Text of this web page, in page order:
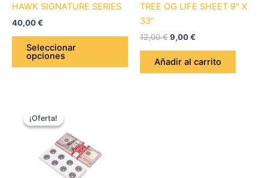
HAWK SIGNATURE SERIES
40,00€
Seleccionar
opciones
página
producto
TREE OG LIFE SHEET 9″ X
33″
12,00€9,00€
Añadir al carrito
¡Oferta!
¡Oferta!
precio
original
26,00 €.
es:
22,00 €.